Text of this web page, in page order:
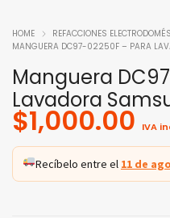
HOME REFACCIONES
MANGUERA DC97-02250F – PARA
Manguera
Lavadora
$1,000.00 IVA
Recíbelo entre el 11 de